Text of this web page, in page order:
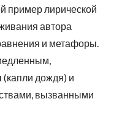
пример лирической
автора
и метафоры.
дождя) и
вызванными